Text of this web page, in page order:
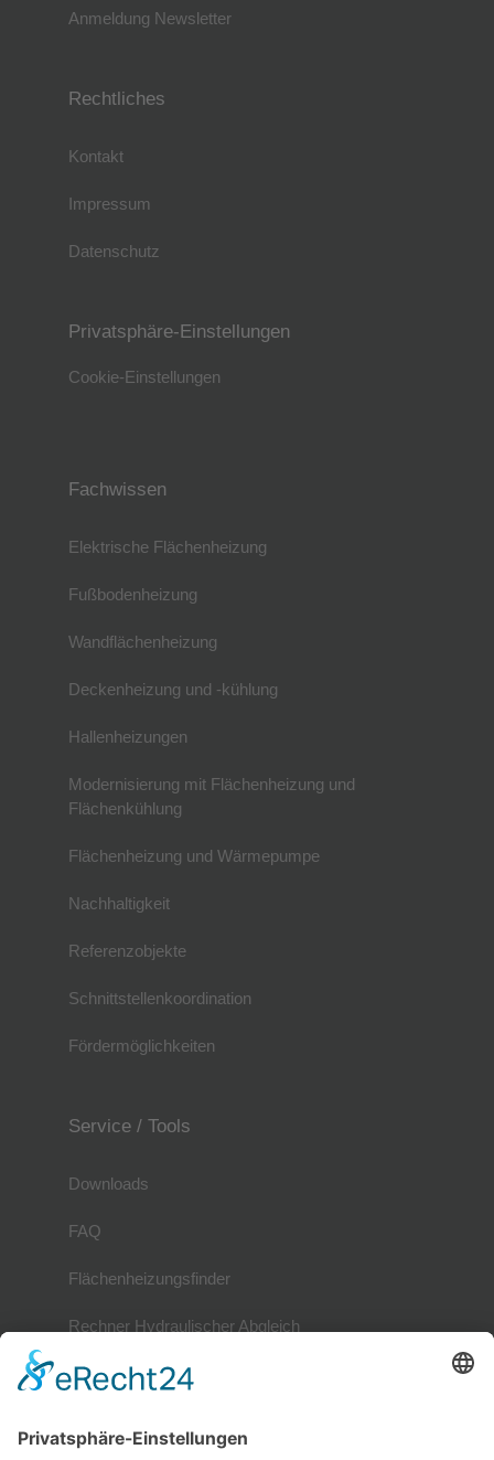
Anmeldung Newsletter
Rechtliches
Kontakt
Impressum
Datenschutz
Privatsphäre-Einstellungen
Cookie-Einstellungen
Fachwissen
Elektrische Flächenheizung
Fußbodenheizung
Wandflächenheizung
Deckenheizung und -kühlung
Hallenheizungen
Modernisierung mit Flächenheizung und
Flächenkühlung
Flächenheizung und Wärmepumpe
Nachhaltigkeit
Referenzobjekte
Schnittstellenkoordination
Fördermöglichkeiten
Service / Tools
Downloads
FAQ
Flächenheizungsfinder
Rechner Hydraulischer Abgleich
Mitglieder